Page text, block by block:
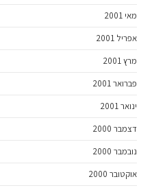
מאי 2001
אפריל 2001
מרץ 2001
פברואר 2001
ינואר 2001
דצמבר 2000
נובמבר 2000
אוקטובר 2000